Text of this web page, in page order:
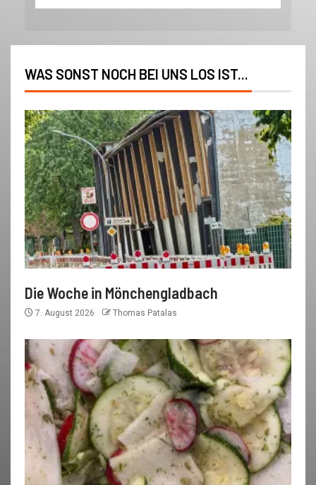
WAS SONST NOCH BEI UNS LOS IST...
Die Woche in Mönchengladbach
7. August 2026 Thomas Patalas